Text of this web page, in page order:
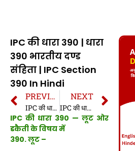
IPC की धारा 390 | धारा
390 भारतीय दण्ड
संहिता | IPC Section
390 In Hindi
PREVIOUS
IPC की धारा 389 | धारा 389 भारतीय दण्ड संहिता | IPC Section 389 In Hindi
NEXT
IPC की धारा 391 | धारा 391 भारतीय दण्ड संहिता | IPC Section 391 In Hindi
IPC की धारा 390 — लूट ओर
डकैती के विषय में
390. लूट –